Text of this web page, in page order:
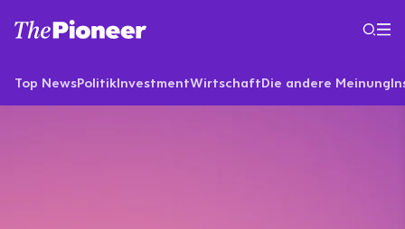
Top NewsPolitikInvestmentWirtschaftDie andere Meinung